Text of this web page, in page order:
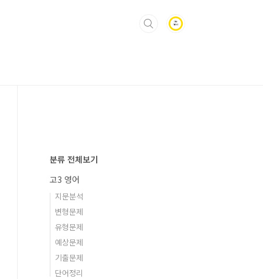
분류 전체보기
고3 영어
지문분석
변형문제
유형문제
예상문제
기출문제
단어정리